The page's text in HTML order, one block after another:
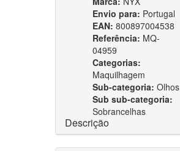
Envio para: Portugal
EAN: 800897004538
Referência: MQ-
04959
Categorias:
Maquilhagem
Sub-categoria: Olhos
Sub sub-categoria:
Sobrancelhas
Descrição